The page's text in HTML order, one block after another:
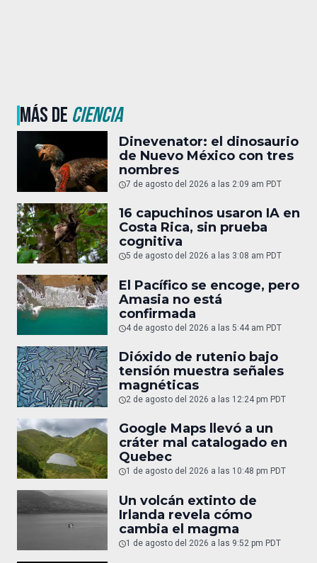
MÁS DE CIENCIA
Dinevenator: el dinosaurio
de Nuevo México con tres
nombres
7 de agosto del 2026 a las 2:09 am PDT
16 capuchinos usaron IA en
Costa Rica, sin prueba
cognitiva
5 de agosto del 2026 a las 3:08 am PDT
El Pacífico se encoge, pero
Amasia no está
confirmada
4 de agosto del 2026 a las 5:44 am PDT
Dióxido de rutenio bajo
tensión muestra señales
magnéticas
2 de agosto del 2026 a las 12:24 pm PDT
Google Maps llevó a un
cráter mal catalogado en
Quebec
1 de agosto del 2026 a las 10:48 pm PDT
Un volcán extinto de
Irlanda revela cómo
cambia el magma
1 de agosto del 2026 a las 9:52 pm PDT